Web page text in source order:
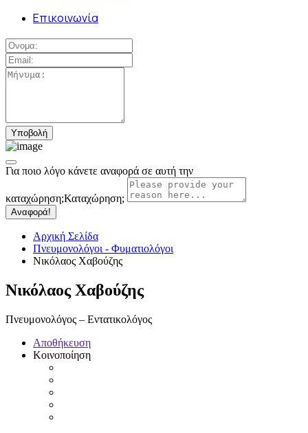
Επικοινωνία
Για ποιο λόγο κάνετε αναφορά σε αυτή την
καταχώρηση;Καταχώρηση;
Αναφορά!
Αρχική Σελίδα
Πνευμονολόγοι - Φυματιολόγοι
Νικόλαος Χαβούζης
Νικόλαος Χαβούζης
Πνευμονολόγος – Εντατικολόγος
Αποθήκευση
Κοινοποίηση